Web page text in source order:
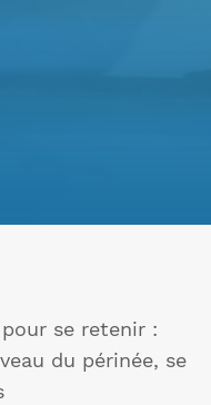
se retenir :
du périnée, se